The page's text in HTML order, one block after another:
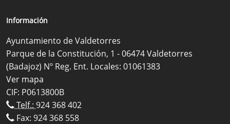
Información
Ayuntamiento de Valdetorres
Parque de la Constitución, 1 - 06474 Valdetorres
(Badajoz) Nº Reg. Ent. Locales: 01061383
Ver mapa
CIF: P0613800B
Telf.: 924 368 402
Fax: 924 368 558